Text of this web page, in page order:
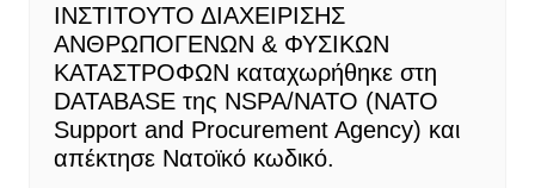
IΝΣΤΙΤΟΥΤΟ ΔΙΑΧΕΙΡΙΣΗΣ
ΑΝΘΡΩΠΟΓΕΝΩΝ & ΦΥΣΙΚΩΝ
ΚΑΤΑΣΤΡΟΦΩΝ καταχωρήθηκε στη
DATABASE της NSPA/ΝΑΤΟ (NATO
Support and Procurement Agency) και
απέκτησε Νατοϊκό κωδικό.